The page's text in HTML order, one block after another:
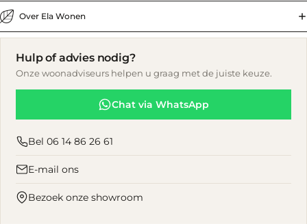
Over Ela Wonen
Hulp of advies nodig?
Onze woonadviseurs helpen u graag met de juiste keuze.
Chat via WhatsApp
Bel 06 14 86 26 61
E-mail ons
Bezoek onze showroom